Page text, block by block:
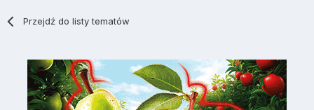
Przejdź do listy tematów